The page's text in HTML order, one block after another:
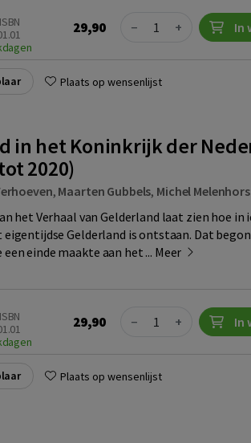
29,90 Quantity
− + In
Plaats op wensenlijst
in het Koninkrijk der
2020)
, Maarten Gubbels, Michel
het Verhaal van Gelderland laat zien hoe in
eigentijdse Gelderland is ontstaan. Dat
einde maakte aan het ... Meer
29,90 Quantity
− + In
Plaats op wensenlijst